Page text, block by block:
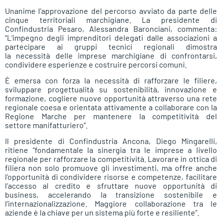
Unanime l’approvazione del percorso avviato da parte delle
cinque territoriali marchigiane. La presidente di
Confindustria Pesaro, Alessandra Baronciani, commenta:
“L’impegno degli imprenditori delegati dalle associazioni a
partecipare ai gruppi tecnici regionali dimostra
la necessità delle imprese marchigiane di confrontarsi,
condividere esperienze e costruire percorsi comuni.
È emersa con forza la necessità di rafforzare le filiere,
sviluppare progettualità su sostenibilità, innovazione e
formazione, cogliere nuove opportunità attraverso una rete
regionale coesa e orientata attivamente a collaborare con la
Regione Marche per mantenere la competitività del
settore manifatturiero”.
Il presidente di Confindustria Ancona, Diego Mingarelli,
ritiene “fondamentale la sinergia tra le imprese a livello
regionale per rafforzare la competitività. Lavorare in ottica di
filiera non solo promuove gli investimenti, ma offre anche
l’opportunità di condividere risorse e competenze, facilitare
l’accesso al credito e sfruttare nuove opportunità di
business, accelerando la transizione sostenibile e
l’internazionalizzazione. Maggiore collaborazione tra le
aziende è la chiave per un sistema più forte e resiliente”.